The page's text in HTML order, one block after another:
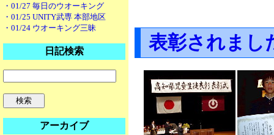
・01/27 毎日のウオーキング
・01/25 UNITY武専 本部地区
・01/24 ウオーキング三昧
日記検索
アーカイブ
表彰されまし